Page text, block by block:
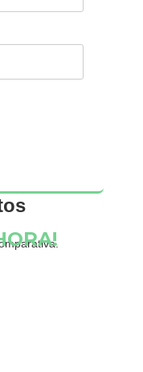
contraseña?